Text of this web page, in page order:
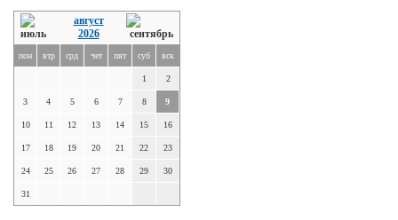
август
2026
пон втр срд чет пят суб вск
1 2
3 4 5 6 7 8 9
10 11 12 13 14 15 16
17 18 19 20 21 22 23
24 25 26 27 28 29 30
31